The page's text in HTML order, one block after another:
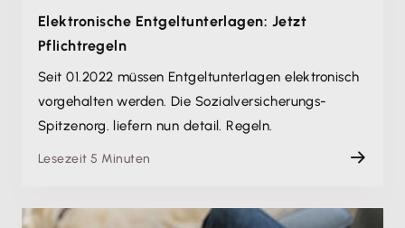
Elektronische Entgeltunterlagen: Jetzt
Pflichtregeln
Seit 01.2022 müssen Entgeltunterlagen elektronisch
vorgehalten werden. Die Sozialversicherungs-
Spitzenorg. liefern nun detail. Regeln.
Lesezeit 5 Minuten